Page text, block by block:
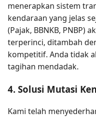
menerapkan sistem
kendaraan yang jelas
(Pajak, BBNKB, PNBP)
terperinci, ditambah
kompetitif. Anda tidak
tagihan mendadak.
4. Solusi Mutasi
Kami telah